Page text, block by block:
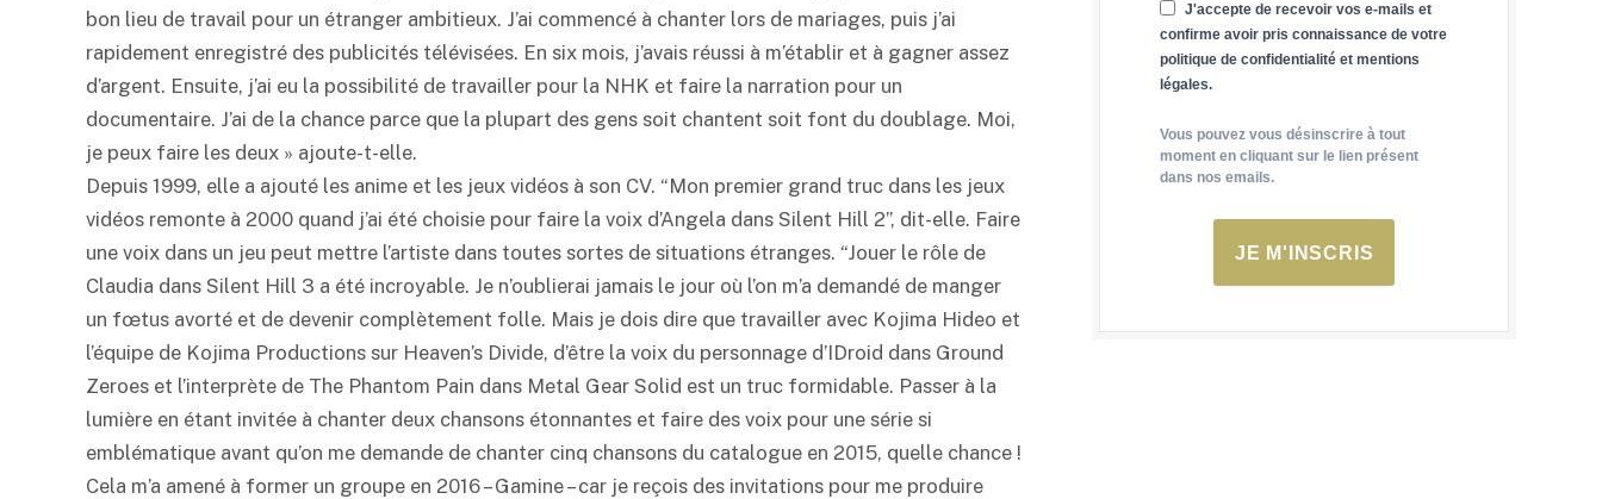
bon lieu de travail pour un étranger ambitieux. J’ai commencé à chanter lors de mariages, puis j’ai
rapidement enregistré des publicités télévisées. En six mois, j’avais réussi à m’établir et à gagner assez
d’argent. Ensuite, j’ai eu la possibilité de travailler pour la NHK et faire la narration pour un
documentaire. J’ai de la chance parce que la plupart des gens soit chantent soit font du doublage. Moi,
je peux faire les deux » ajoute-t-elle.
Depuis 1999, elle a ajouté les anime et les jeux vidéos à son CV. “Mon premier grand truc dans les jeux
vidéos remonte à 2000 quand j’ai été choisie pour faire la voix d’Angela dans Silent Hill 2”, dit-elle. Faire
une voix dans un jeu peut mettre l’artiste dans toutes sortes de situations étranges. “Jouer le rôle de
Claudia dans Silent Hill 3 a été incroyable. Je n’oublierai jamais le jour où l’on m’a demandé de manger
un fœtus avorté et de devenir complètement folle. Mais je dois dire que travailler avec Kojima Hideo et
l’équipe de Kojima Productions sur Heaven’s Divide, d’être la voix du personnage d’IDroid dans Ground
Zeroes et l’interprète de The Phantom Pain dans Metal Gear Solid est un truc formidable. Passer à la
lumière en étant invitée à chanter deux chansons étonnantes et faire des voix pour une série si
emblématique avant qu’on me demande de chanter cinq chansons du catalogue en 2015, quelle chance !
Cela m’a amené à former un groupe en 2016 – Gamine – car je reçois des invitations pour me produire
J'accepte de recevoir vos e-mails et
confirme avoir pris connaissance de votre
politique de confidentialité et mentions
légales.
Vous pouvez vous désinscrire à tout
moment en cliquant sur le lien présent
dans nos emails.
JE M'INSCRIS